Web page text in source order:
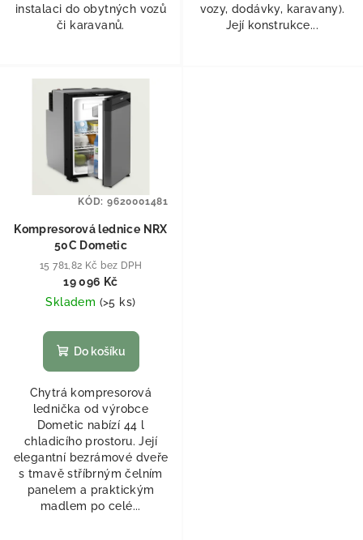
instalaci do obytných vozů
či karavanů.
vozy, dodávky, karavany).
Její konstrukce...
Kompresorová lednice NRX
50C Dometic
15 781,82 Kč bez DPH
19 096 Kč
Skladem (>5 ks)
Do košíku
Chytrá kompresorová
lednička od výrobce
Dometic nabízí 44 l
chladicího prostoru. Její
elegantní bezrámové dveře
s tmavě stříbrným čelním
panelem a praktickým
madlem po celé...
KÓD: 9620001481